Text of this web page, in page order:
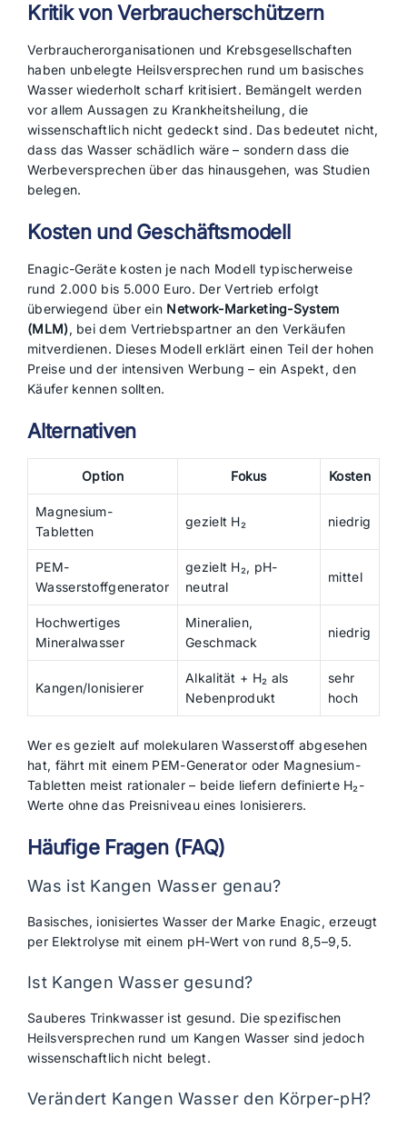
Kritik von Verbraucherschützern
Verbraucherorganisationen und Krebsgesellschaften
haben unbelegte Heilsversprechen rund um basisches
Wasser wiederholt scharf kritisiert. Bemängelt werden
vor allem Aussagen zu Krankheitsheilung, die
wissenschaftlich nicht gedeckt sind. Das bedeutet nicht,
dass das Wasser schädlich wäre – sondern dass die
Werbeversprechen über das hinausgehen, was Studien
belegen.
Kosten und Geschäftsmodell
Enagic-Geräte kosten je nach Modell typischerweise
rund 2.000 bis 5.000 Euro. Der Vertrieb erfolgt
überwiegend über ein Network-Marketing-System
(MLM), bei dem Vertriebspartner an den Verkäufen
mitverdienen. Dieses Modell erklärt einen Teil der hohen
Preise und der intensiven Werbung – ein Aspekt, den
Käufer kennen sollten.
Alternativen
Option Fokus Kosten
Magnesium-
Tabletten
gezielt H₂ niedrig
PEM-
Wasserstoffgenerator
gezielt H₂, pH-
neutral
mittel
Hochwertiges
Mineralwasser
Mineralien,
Geschmack
niedrig
Kangen/Ionisierer
Alkalität + H₂ als
Nebenprodukt
sehr
hoch
Wer es gezielt auf molekularen Wasserstoff abgesehen
hat, fährt mit einem PEM-Generator oder Magnesium-
Tabletten meist rationaler – beide liefern definierte H₂-
Werte ohne das Preisniveau eines Ionisierers.
Häufige Fragen (FAQ)
Was ist Kangen Wasser genau?
Basisches, ionisiertes Wasser der Marke Enagic, erzeugt
per Elektrolyse mit einem pH-Wert von rund 8,5–9,5.
Ist Kangen Wasser gesund?
Sauberes Trinkwasser ist gesund. Die spezifischen
Heilsversprechen rund um Kangen Wasser sind jedoch
wissenschaftlich nicht belegt.
Verändert Kangen Wasser den Körper-pH?